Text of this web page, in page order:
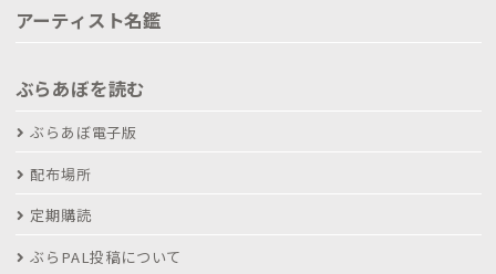
アーティスト名鑑
ぶらあぼを読む
ぶらあぼ電子版
配布場所
定期購読
ぶらPAL投稿について